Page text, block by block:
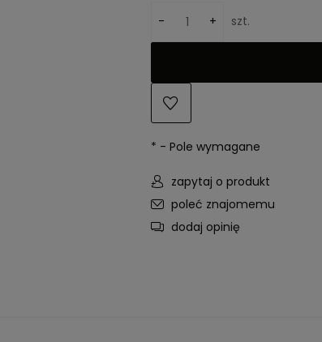
- + szt.
* - Pole wymagane
zapytaj o produkt
poleć znajomemu
dodaj opinię